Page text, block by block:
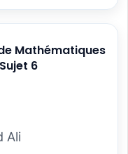
Mathématiques
6
Ali